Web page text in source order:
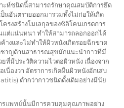
ะห์ชนิดนี้สามารถรักษาคุณสมบัติการยึด
นอันตรายออกมารวมทั้งไม่ก่อให้เกิด
รงสร้างโมเลกุลของซิลิโคนเกรดการ
ต่แน่นหนา ทำให้สามารถลอกออกได้
างและไม่ทำให้ผิวหนังเกิดรอยฉีกขาด
าญด้านสาธารณสุขมักแนะนำกาวที่มี
ที่มีประวัติความไวต่อผิวหนัง เนื่องจาก
นื่องว่า อัตราการเกิดผื่นผิวหนังอักเสบ
ต่ำกว่ากาวชนิดดั้งเดิมอย่างมีนัย
รแพทย์นั้นมีการควบคุมคุณภาพอย่าง